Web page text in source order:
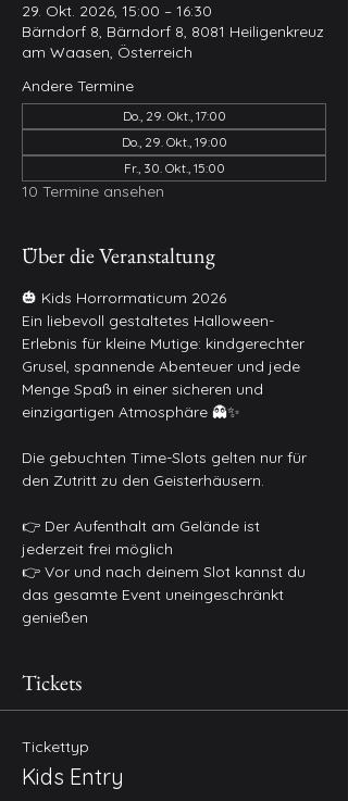
29. Okt. 2026, 15:00 – 16:30
Bärndorf 8, Bärndorf 8, 8081 Heiligenkreuz
am Waasen, Österreich
Andere Termine
Do., 29. Okt., 17:00
Do., 29. Okt., 19:00
Fr., 30. Okt., 15:00
10 Termine ansehen
Über die Veranstaltung
🎃 Kids Horrormaticum 2026
Ein liebevoll gestaltetes Halloween-
Erlebnis für kleine Mutige: kindgerechter
Grusel, spannende Abenteuer und jede
Menge Spaß in einer sicheren und
einzigartigen Atmosphäre 👻✨
Die gebuchten Time-Slots gelten nur für
den Zutritt zu den Geisterhäusern.
👉 Der Aufenthalt am Gelände ist
jederzeit frei möglich
👉 Vor und nach deinem Slot kannst du
das gesamte Event uneingeschränkt
genießen
Tickets
Tickettyp
Kids Entry